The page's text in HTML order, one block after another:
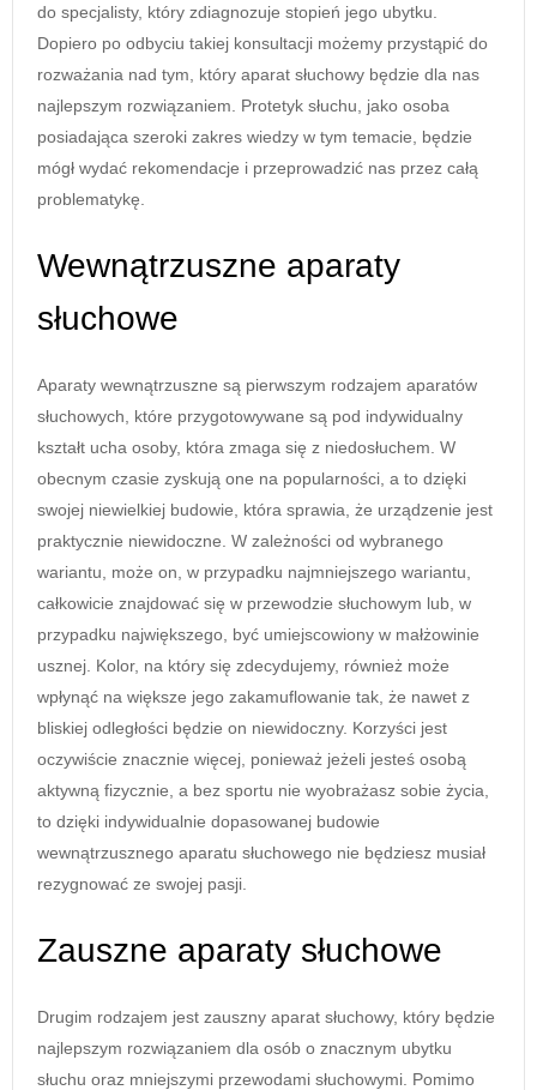
do specjalisty, który zdiagnozuje stopień jego ubytku.
Dopiero po odbyciu takiej konsultacji możemy przystąpić do
rozważania nad tym, który aparat słuchowy będzie dla nas
najlepszym rozwiązaniem. Protetyk słuchu, jako osoba
posiadająca szeroki zakres wiedzy w tym temacie, będzie
mógł wydać rekomendacje i przeprowadzić nas przez całą
problematykę.
Wewnątrzuszne aparaty
słuchowe
Aparaty wewnątrzuszne są pierwszym rodzajem aparatów
słuchowych, które przygotowywane są pod indywidualny
kształt ucha osoby, która zmaga się z niedosłuchem. W
obecnym czasie zyskują one na popularności, a to dzięki
swojej niewielkiej budowie, która sprawia, że urządzenie jest
praktycznie niewidoczne. W zależności od wybranego
wariantu, może on, w przypadku najmniejszego wariantu,
całkowicie znajdować się w przewodzie słuchowym lub, w
przypadku największego, być umiejscowiony w małżowinie
usznej. Kolor, na który się zdecydujemy, również może
wpłynąć na większe jego zakamuflowanie tak, że nawet z
bliskiej odległości będzie on niewidoczny. Korzyści jest
oczywiście znacznie więcej, ponieważ jeżeli jesteś osobą
aktywną fizycznie, a bez sportu nie wyobrażasz sobie życia,
to dzięki indywidualnie dopasowanej budowie
wewnątrzusznego aparatu słuchowego nie będziesz musiał
rezygnować ze swojej pasji.
Zauszne aparaty słuchowe
Drugim rodzajem jest zauszny aparat słuchowy, który będzie
najlepszym rozwiązaniem dla osób o znacznym ubytku
słuchu oraz mniejszymi przewodami słuchowymi. Pomimo